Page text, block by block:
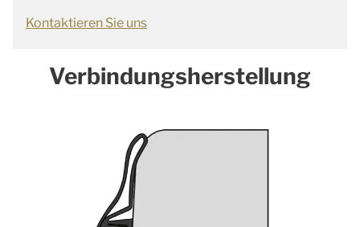
Kontaktieren Sie uns
Verbindungsherstellung